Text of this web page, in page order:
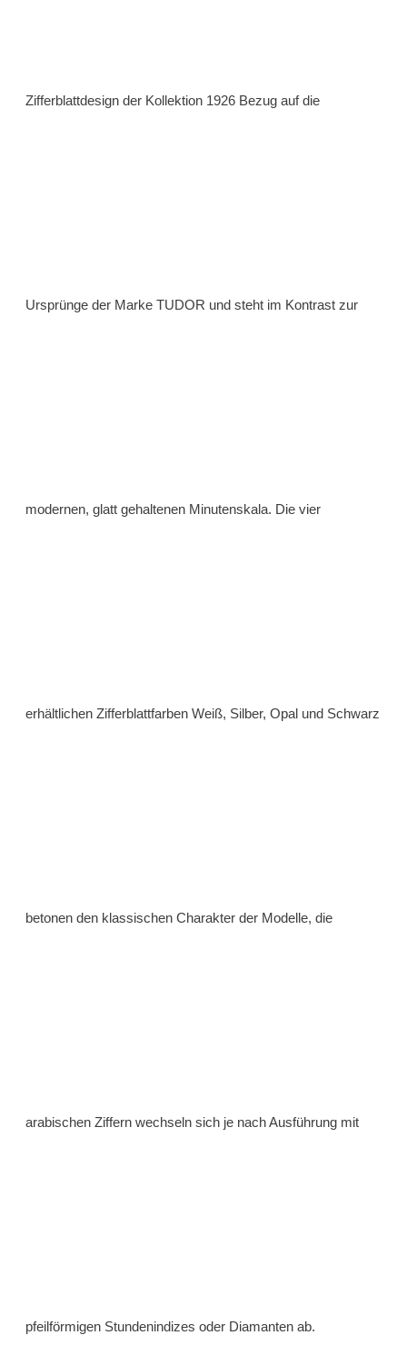
Zifferblattdesign der Kollektion 1926 Bezug auf die
Ursprünge der Marke TUDOR und steht im Kontrast zur
modernen, glatt gehaltenen Minutenskala. Die vier
erhältlichen Zifferblattfarben Weiß, Silber, Opal und Schwarz
betonen den klassischen Charakter der Modelle, die
arabischen Ziffern wechseln sich je nach Ausführung mit
pfeilförmigen Stundenindizes oder Diamanten ab.